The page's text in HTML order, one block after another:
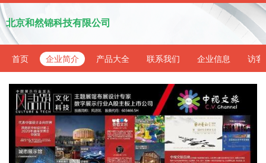
北京和然锦科技有限公司
首页 企业简介 产品大全 联系我们 企业信息 访客